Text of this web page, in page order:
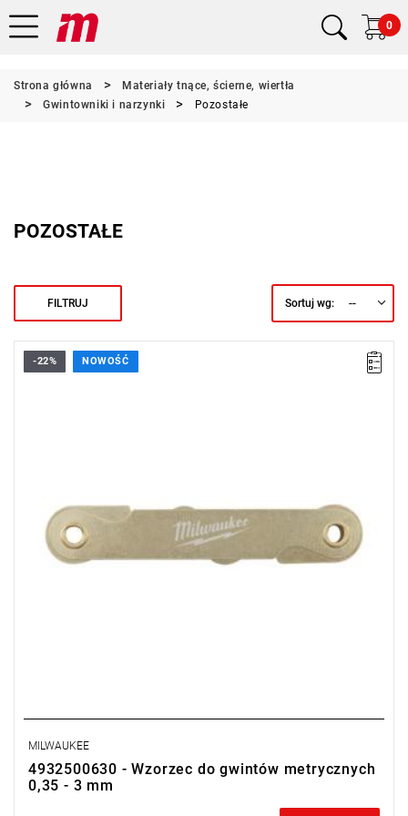
0
Strona główna
Materiały tnące, ścierne, wiertła
Gwintowniki i narzynki
Pozostałe
POZOSTAŁE
FILTRUJ Sortuj wg: --
-22% NOWOŚĆ
MILWAUKEE
4932500630 - Wzorzec do gwintów metrycznych
0,35 - 3 mm